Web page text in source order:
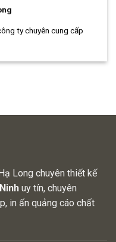
ty chuyên cung cấp
Long chuyên thiết kế
uy tín, chuyên
in ấn quảng cáo chất